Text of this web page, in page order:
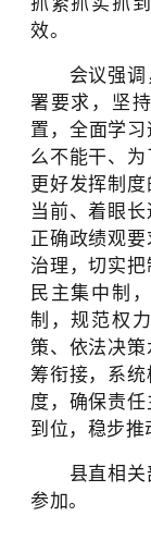
效。
会议强调
署要求， 坚
置 ，全面学习
么不能干、为
更好发挥制
当前、着眼
正确政绩观
治理，切实
民主集中制
制，规范权
策、依法决
筹衔接，系统
度，确保责
到位，稳步推
县直相关部
参加。